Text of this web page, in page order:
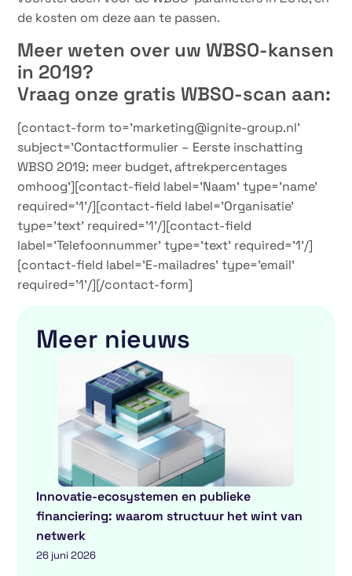
de kosten om deze aan te passen.
Meer weten over uw WBSO-kansen
in 2019?
Vraag onze gratis WBSO-scan aan:
[contact-form to=’marketing@ignite-group.nl’
subject=’Contactformulier – Eerste inschatting
WBSO 2019: meer budget, aftrekpercentages
omhoog’][contact-field label=’Naam’ type=’name’
required=’1’/][contact-field label=’Organisatie’
type=’text’ required=’1’/][contact-field
label=’Telefoonnummer’ type=’text’ required=’1’/]
[contact-field label=’E-mailadres’ type=’email’
required=’1’/][/contact-form]
Meer nieuws
Innovatie-ecosystemen en publieke
financiering: waarom structuur het wint van
netwerk
26 juni 2026